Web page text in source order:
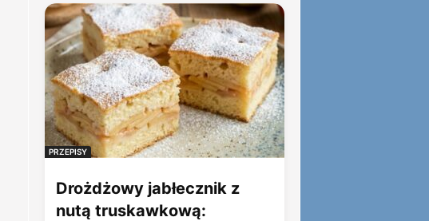
PRZEPISY
Drożdżowy jabłecznik z
nutą truskawkową: